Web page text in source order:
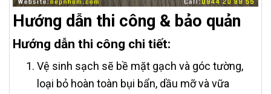
Hướng dẫn thi công & bảo quản
Hướng dẫn thi công chi tiết:
Vệ sinh sạch sẽ bề mặt gạch và góc tường,
loại bỏ hoàn toàn bụi bẩn, dầu mỡ và vữa